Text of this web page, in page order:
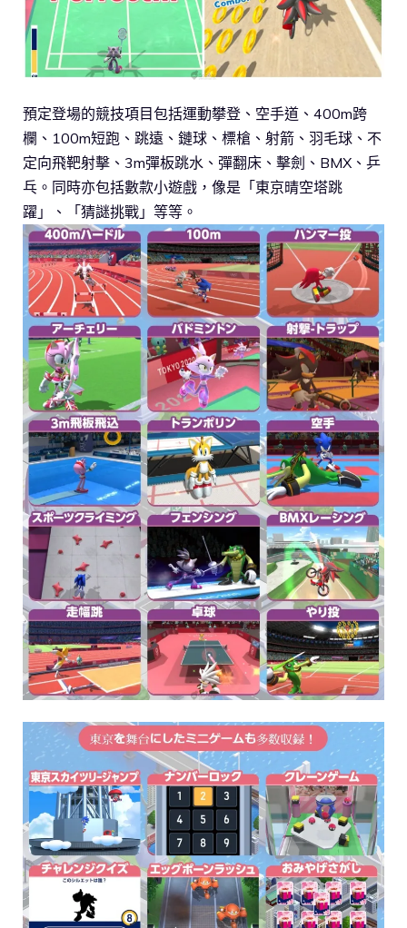
預定登場的競技項目包括運動攀登、空手道、400m跨
欄、100m短跑、跳遠、鏈球、標槍、射箭、羽毛球、不
定向飛靶射擊、3m彈板跳水、彈翻床、擊劍、BMX、乒
乓。同時亦包括數款小遊戲，像是「東京晴空塔跳
躍」、「猜謎挑戰」等等。